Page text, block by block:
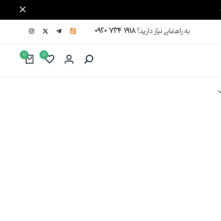
به راهنمایی نیاز دارید؟۰۹۲۰ ۷۳۴ ۱۹۱۸
0
0